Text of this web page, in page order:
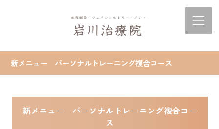
新メニュー パーソナルトレーニング複合コース
新メニュー パーソナルトレーニング複合コー
ス